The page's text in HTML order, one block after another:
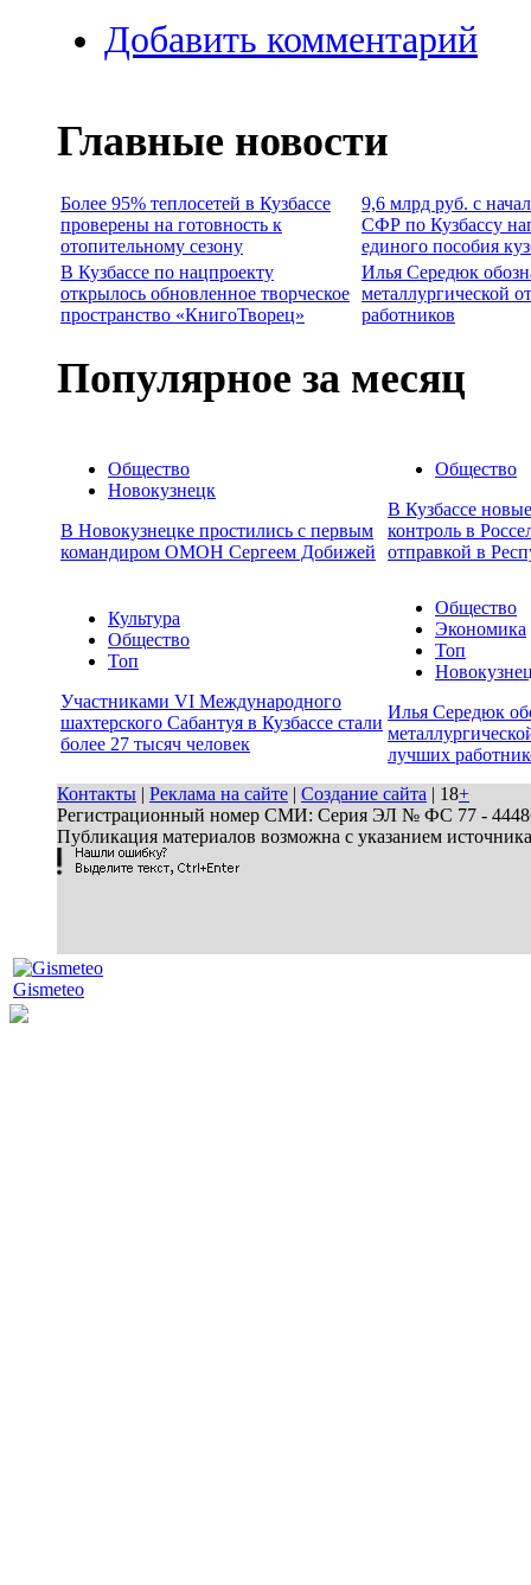
Добавить комментарий
Главные новости
Более 95% теплосетей в Кузбассе
проверены на готовность к
отопительному сезону
9,6 млрд руб. с
СФР по Кузбассу
единого пособия
В Кузбассе по нацпроекту
открылось обновленное творческое
пространство «КнигоТворец»
Илья Середюк
металлургической
работников
Популярное за месяц
Общество
Новокузнецк
В Новокузнецке простились с первым
командиром ОМОН Сергеем Добижей
Общество
В Кузбассе
контроль в
отправкой в
Культура
Общество
Топ
Участниками VI Международного
шахтерского Сабантуя в Кузбассе стали
более 27 тысяч человек
Общество
Экономика
Топ
Илья Середюк
лучших
Контакты | Реклама на сайте | Создание сайта | 18+
Регистрационный номер СМИ: Серия ЭЛ № ФС 77 - 44486
Публикация материалов возможна с указанием
Gismeteo